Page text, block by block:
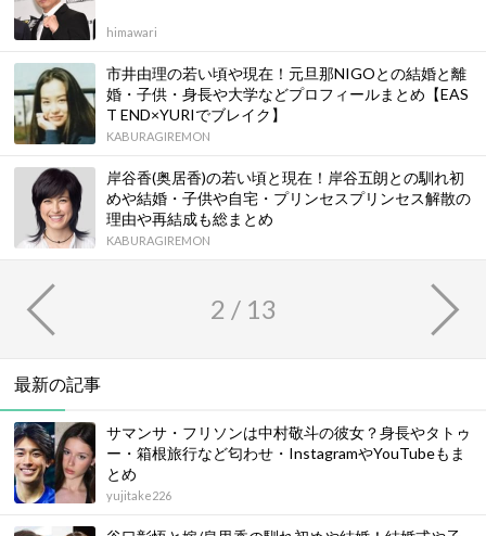
himawari
市井由理の若い頃や現在！元旦那NIGOとの結婚と離
婚・子供・身長や大学などプロフィールまとめ【EAS
T END×YURIでブレイク】
KABURAGIREMON
岸谷香(奥居香)の若い頃と現在！岸谷五朗との馴れ初
めや結婚・子供や自宅・プリンセスプリンセス解散の
理由や再結成も総まとめ
KABURAGIREMON
2 / 13
最新の記事
サマンサ・フリソンは中村敬斗の彼女？身長やタトゥ
ー・箱根旅行など匂わせ・InstagramやYouTubeもま
とめ
yujitake226